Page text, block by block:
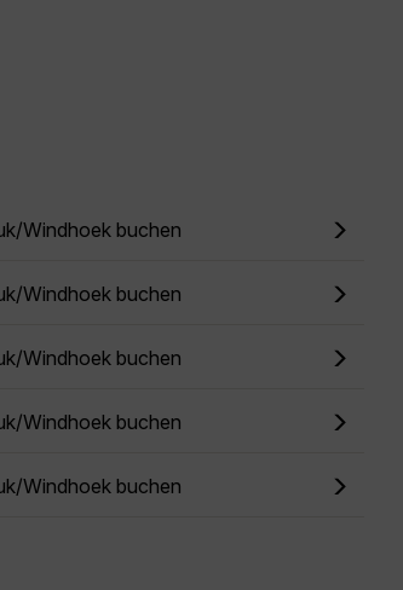
Windhoek buchen
Windhoek buchen
Windhoek buchen
Windhoek buchen
Windhoek buchen